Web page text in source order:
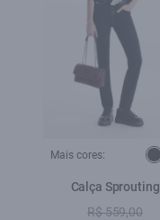
Mais cores:
Calça Sprouting
Lav.Black i
R$ 559,00